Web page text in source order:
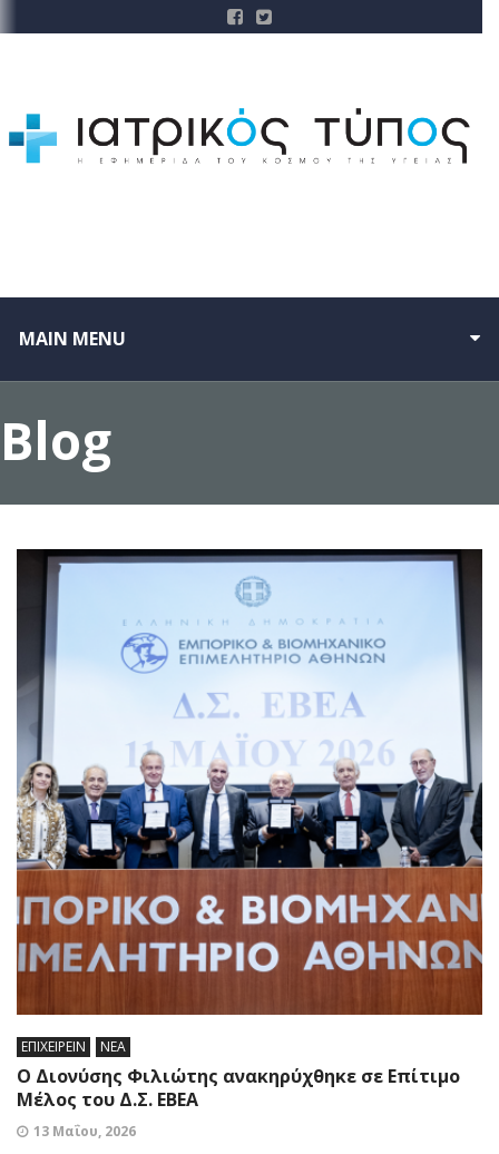
MAIN MENU
Blog
ΕΠΙΧΕΙΡΕΙΝ ΝΕΑ
O Διονύσης Φιλιώτης ανακηρύχθηκε σε Επίτιμο
Μέλος του Δ.Σ. ΕΒΕΑ
13 Μαΐου, 2026